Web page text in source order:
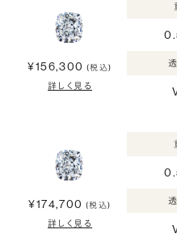
¥156,300 (税込)
詳しく見る
¥174,700 (税込)
詳しく見る